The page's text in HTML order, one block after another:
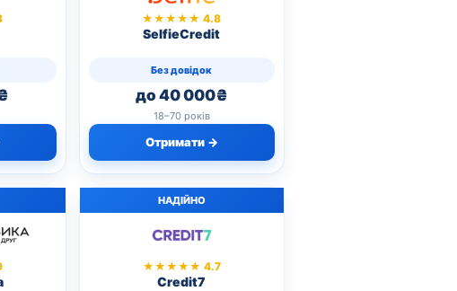
★★★★★ 4.8
SelfieCredit
Без довідок
до 40 000₴
18–70 років
Отримати →
НАДІЙНО
★★★★★ 4.7
Credit7